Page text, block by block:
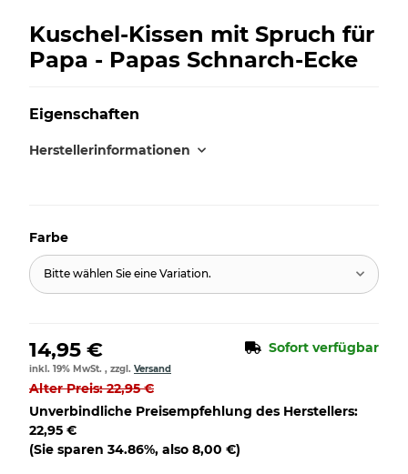
Kuschel-Kissen mit Spruch für
Papa - Papas Schnarch-Ecke
Eigenschaften
Herstellerinformationen
Farbe
Bitte wählen Sie eine Variation.
14,95 € Sofort verfügbar
inkl. 19% MwSt. , zzgl. Versand
Alter Preis: 22,95 €
Unverbindliche Preisempfehlung des Herstellers:
22,95 €
(Sie sparen 34.86%, also 8,00 €)